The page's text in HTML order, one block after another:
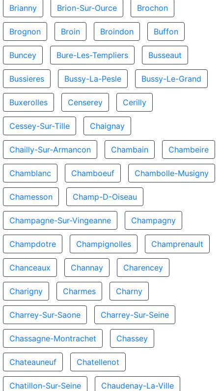
Brianny Brion-Sur-Ource Brochon
Brognon Broin Broindon Buffon
Buncey Bure-Les-Templiers Busseaut
Bussieres Bussy-La-Pesle Bussy-Le-Grand
Buxerolles Censerey Cerilly
Cessey-Sur-Tille Chaignay
Chailly-Sur-Armancon Chambain Chambeire
Chamblanc Chamboeuf Chambolle-Musigny
Chamesson Champ-D-Oiseau
Champagne-Sur-Vingeanne Champagny
Champdotre Champignolles Champrenault
Chanceaux Channay Charencey
Charigny Charmes Charny
Charrey-Sur-Saone Charrey-Sur-Seine
Chassagne-Montrachet Chassey
Chateauneuf Chatellenot
Chatillon-Sur-Seine Chaudenay-La-Ville